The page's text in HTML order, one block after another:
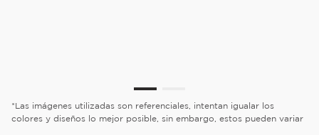
*Las imágenes utilizadas son referenciales, intentan igualar los
colores y diseños lo mejor posible, sin embargo, estos pueden variar